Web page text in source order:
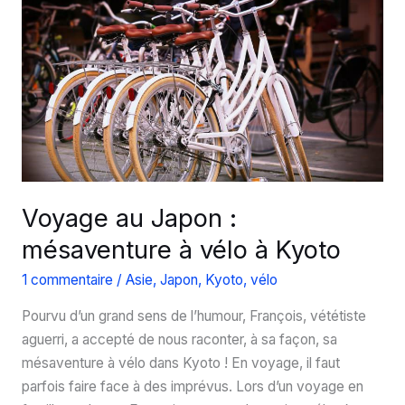
taxi
Voyage au Japon :
mésaventure à vélo à Kyoto
1 commentaire / Asie, Japon, Kyoto, vélo
Pourvu d’un grand sens de l’humour, François, vététiste
aguerri, a accepté de nous raconter, à sa façon, sa
mésaventure à vélo dans Kyoto ! En voyage, il faut
parfois faire face à des imprévus. Lors d’un voyage en